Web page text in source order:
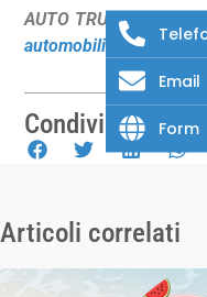
AUTO TRUCK, società
automobilistiche
e
Condividi
Articoli correlati
Email
Form